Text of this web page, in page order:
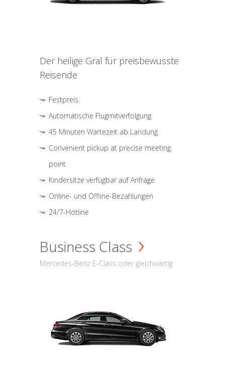
Der heilige Gral für preisbewusste
Reisende
Festpreis
Automatische Flugmitverfolgung
45 Minuten Wartezeit ab Landung
Convenient pickup at precise meeting
point
Kindersitze verfügbar auf Anfrage
Online- und Offline-Bezahlungen
24/7-Hotline
Business Class
Mercedes-Benz E-Class oder gleichwärtig